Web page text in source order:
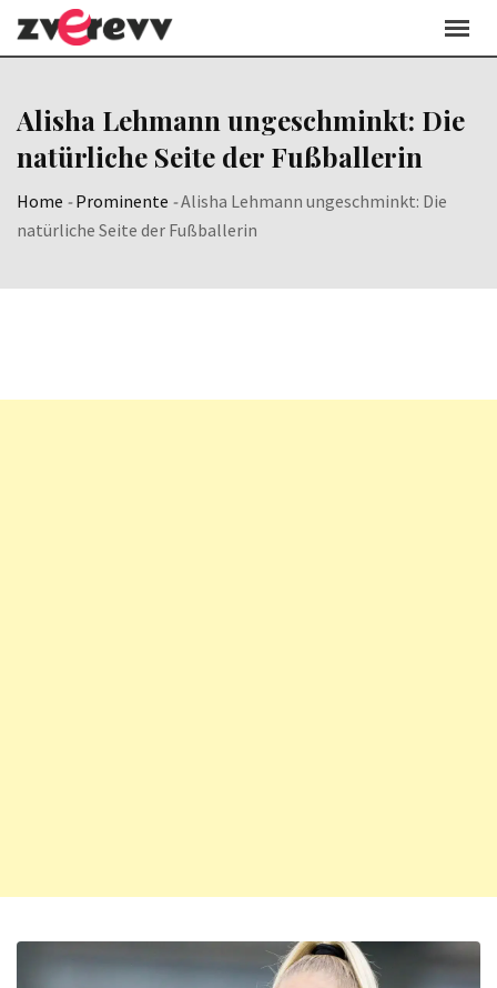
Skip
Alisha Lehmann ungeschminkt: Die
natürliche Seite der Fußballerin
Home -Prominente -Alisha Lehmann ungeschminkt: Die
natürliche Seite der Fußballerin